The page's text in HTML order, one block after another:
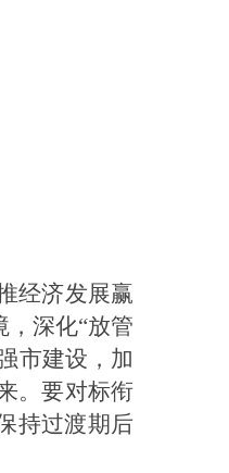
经济发展赢
深化“放管
市建设，加
。要对标衔
持过渡期后